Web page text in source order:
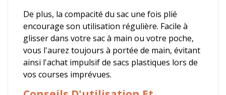
De plus, la compacité du sac une fois plié
encourage son utilisation régulière. Facile à
glisser dans votre sac à main ou votre poche,
vous l'aurez toujours à portée de main, évitant
ainsi l'achat impulsif de sacs plastiques lors de
vos courses imprévues.